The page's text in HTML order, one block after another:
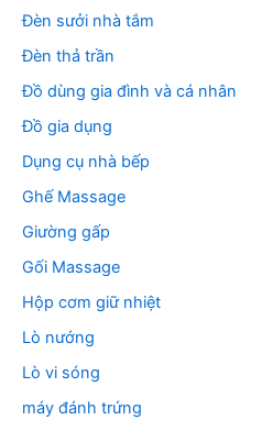
Đèn sưởi nhà tắm
Đèn thả trần
Đồ dùng gia đình và cá nhân
Đồ gia dụng
Dụng cụ nhà bếp
Ghế Massage
Giường gấp
Gối Massage
Hộp cơm giữ nhiệt
Lò nướng
Lò vi sóng
máy đánh trứng